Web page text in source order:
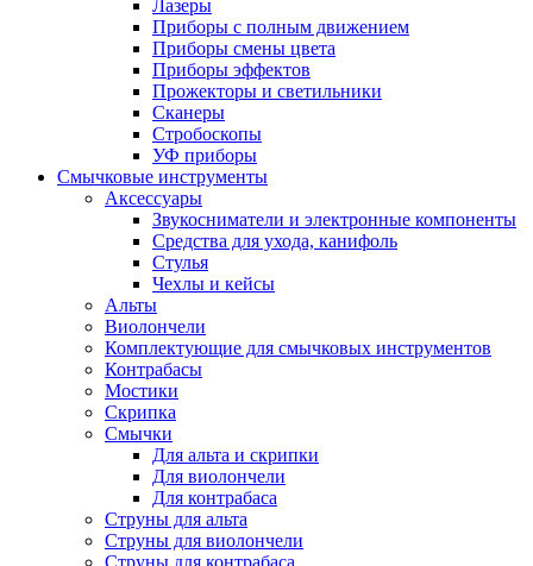
Лазеры
Приборы с полным движением
Приборы смены цвета
Приборы эффектов
Прожекторы и светильники
Сканеры
Стробоскопы
УФ приборы
Смычковые инструменты
Аксессуары
Звукосниматели и электронные компоненты
Средства для ухода, канифоль
Стулья
Чехлы и кейсы
Альты
Виолончели
Комплектующие для смычковых инструментов
Контрабасы
Мостики
Скрипка
Смычки
Для альта и скрипки
Для виолончели
Для контрабаса
Струны для альта
Струны для виолончели
Струны для контрабаса